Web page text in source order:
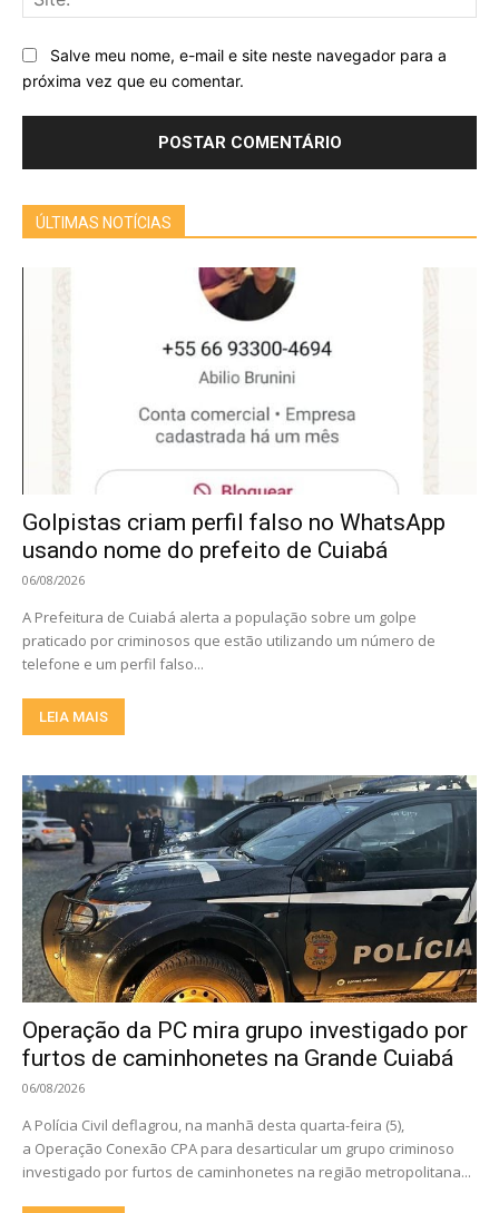
Salve meu nome, e-mail e site neste navegador para a
próxima vez que eu comentar.
ÚLTIMAS NOTÍCIAS
Golpistas criam perfil falso no WhatsApp
usando nome do prefeito de Cuiabá
06/08/2026
A Prefeitura de Cuiabá alerta a população sobre um golpe
praticado por criminosos que estão utilizando um número de
telefone e um perfil falso...
LEIA MAIS
Operação da PC mira grupo investigado por
furtos de caminhonetes na Grande Cuiabá
06/08/2026
A Polícia Civil deflagrou, na manhã desta quarta-feira (5),
a Operação Conexão CPA para desarticular um grupo criminoso
investigado por furtos de caminhonetes na região metropolitana...